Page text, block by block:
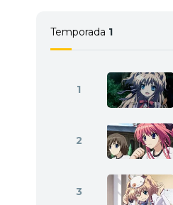
Temporada 1
1
2
3